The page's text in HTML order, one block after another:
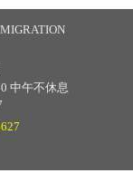
中午不休息